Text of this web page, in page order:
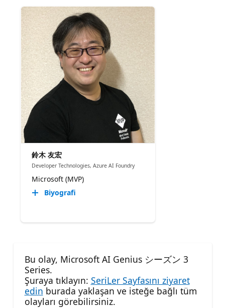
鈴木 友宏
Developer Technologies, Azure AI Foundry
Microsoft (MVP)
Biyografi
Bu olay, Microsoft AI Genius シーズン 3
Series.
Şuraya tıklayın: SeriLer Sayfasını ziyaret
edin burada yaklaşan ve isteğe bağlı tüm
olayları görebilirsiniz.